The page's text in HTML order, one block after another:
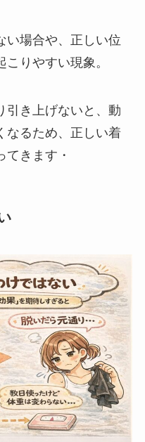
い場合や、正しい位
りやすい現象。
引き上げないと、動
なるため、正しい着
てきます・